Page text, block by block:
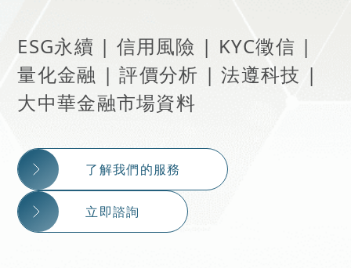
ESG永續 | 信用風險 | KYC徵信 |
量化金融 | 評價分析 | 法遵科技 |
大中華金融市場資料
了解我們的服務
立即諮詢